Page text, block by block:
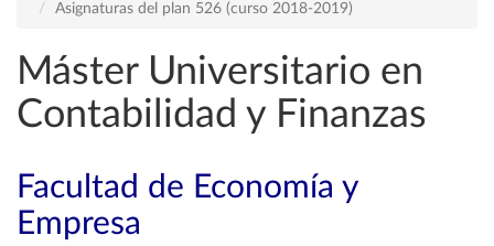
Asignaturas del plan 526 (curso 2018-2019)
Máster Universitario en
Contabilidad y Finanzas
Facultad de Economía y
Empresa